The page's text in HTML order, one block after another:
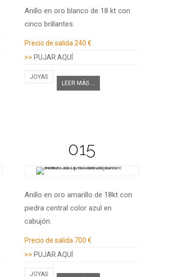
Anillo en oro blanco de 18 kt con
cinco brillantes.
Precio de salida 240 €
>> PUJAR AQUÍ
JOYAS
LEER MÁS ...
015
Anillo en oro amarillo de 18kt con
piedra central color azul en
cabujón.
Precio de salida 700 €
>> PUJAR AQUÍ
JOYAS